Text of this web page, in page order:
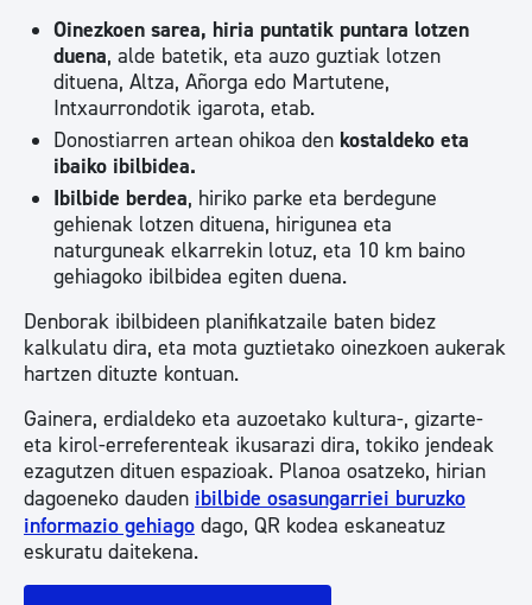
Oinezkoen sarea, hiria puntatik puntara lotzen
duena, alde batetik, eta auzo guztiak lotzen
dituena, Altza, Añorga edo Martutene,
Intxaurrondotik igarota, etab.
Donostiarren artean ohikoa den kostaldeko eta
ibaiko ibilbidea.
Ibilbide berdea, hiriko parke eta berdegune
gehienak lotzen dituena, hirigunea eta
naturguneak elkarrekin lotuz, eta 10 km baino
gehiagoko ibilbidea egiten duena.
Denborak ibilbideen planifikatzaile baten bidez
kalkulatu dira, eta mota guztietako oinezkoen aukerak
hartzen dituzte kontuan.
Gainera, erdialdeko eta auzoetako kultura-, gizarte-
eta kirol-erreferenteak ikusarazi dira, tokiko jendeak
ezagutzen dituen espazioak. Planoa osatzeko, hirian
dagoeneko dauden ibilbide osasungarriei buruzko
informazio gehiago dago, QR kodea eskaneatuz
eskuratu daitekena.